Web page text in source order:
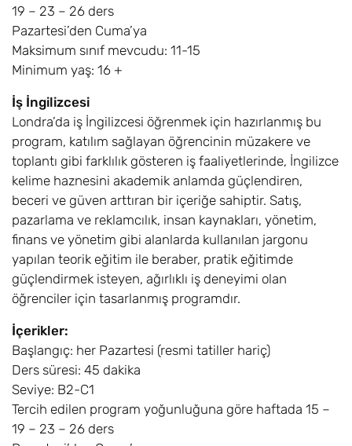
19 – 23 – 26 ders
Pazartesi’den Cuma’ya
Maksimum sınıf mevcudu: 11-15
Minimum yaş: 16 +
İş İngilizcesi
Londra’da iş İngilizcesi öğrenmek için hazırlanmış bu
program, katılım sağlayan öğrencinin müzakere ve
toplantı gibi farklılık gösteren iş faaliyetlerinde, İngilizce
kelime haznesini akademik anlamda güçlendiren,
beceri ve güven arttıran bir içeriğe sahiptir. Satış,
pazarlama ve reklamcılık, insan kaynakları, yönetim,
finans ve yönetim gibi alanlarda kullanılan jargonu
yapılan teorik eğitim ile beraber, pratik eğitimde
güçlendirmek isteyen, ağırlıklı iş deneyimi olan
öğrenciler için tasarlanmış programdır.
İçerikler:
Başlangıç: her Pazartesi (resmi tatiller hariç)
Ders süresi: 45 dakika
Seviye: B2-C1
Tercih edilen program yoğunluğuna göre haftada 15 –
19 – 23 – 26 ders